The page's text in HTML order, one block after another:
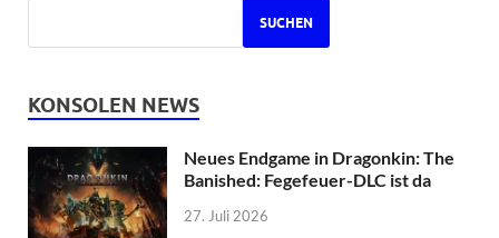
SUCHEN
KONSOLEN NEWS
Neues Endgame in Dragonkin: The
Banished: Fegefeuer-DLC ist da
27. Juli 2026